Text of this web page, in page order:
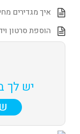
איך מגדירים מחיר ל
הוספת סרטון
יש לך